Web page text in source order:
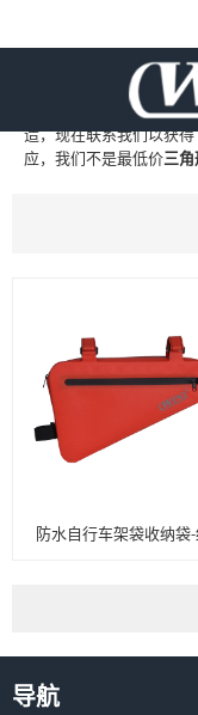
三角形旅行袋 的
工厂、自
造，现在联系我们以获得
应，我们不是最低价三
防水自行车架袋收纳袋
导航